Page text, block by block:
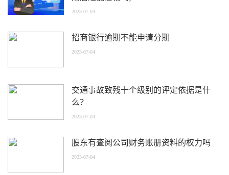
2023-07-04
招商银行逾期不能申请分期
2023-07-04
交通事故致残十个级别的评定依据是什
么？
2023-07-04
股东有查阅公司财务账册资料的权力吗
2023-07-04